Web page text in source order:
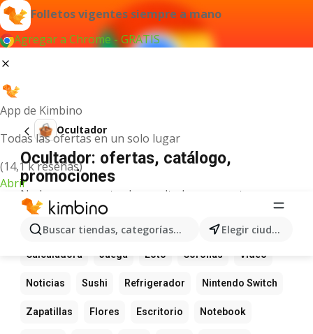
Folletos vigentes siempre a mano
Agregar a Chrome - GRATIS
App de Kimbino
Todas las ofertas en un solo lugar
(14,1 k reseñas)
Abrir
Buscar tiendas, categorías, productos... Elegir ciudad
Ocultador
Ocultador: ofertas, catálogo,
promociones
No hemos encontrado resultados para este
término.
Más productos favoritos
Calculadora Juega Loto Coronas Video
Noticias Sushi Refrigerador Nintendo Switch
Zapatillas Flores Escritorio Notebook